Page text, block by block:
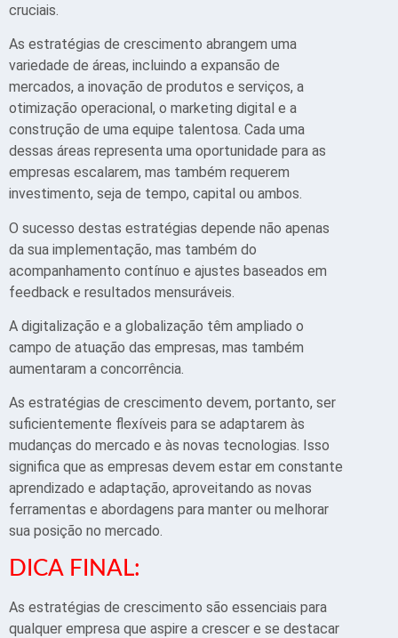
cruciais.
As estratégias de crescimento abrangem uma
variedade de áreas, incluindo a expansão de
mercados, a inovação de produtos e serviços, a
otimização operacional, o marketing digital e a
construção de uma equipe talentosa. Cada uma
dessas áreas representa uma oportunidade para as
empresas escalarem, mas também requerem
investimento, seja de tempo, capital ou ambos.
O sucesso destas estratégias depende não apenas
da sua implementação, mas também do
acompanhamento contínuo e ajustes baseados em
feedback e resultados mensuráveis.
A digitalização e a globalização têm ampliado o
campo de atuação das empresas, mas também
aumentaram a concorrência.
As estratégias de crescimento devem, portanto, ser
suficientemente flexíveis para se adaptarem às
mudanças do mercado e às novas tecnologias. Isso
significa que as empresas devem estar em constante
aprendizado e adaptação, aproveitando as novas
ferramentas e abordagens para manter ou melhorar
sua posição no mercado.
DICA FINAL:
As estratégias de crescimento são essenciais para
qualquer empresa que aspire a crescer e se destacar